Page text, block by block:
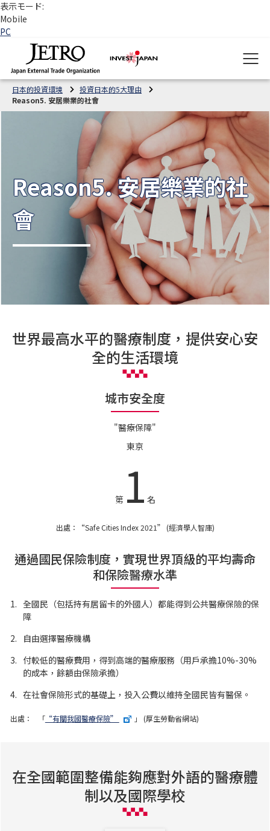
表示モード:
Mobile
PC
日本的投資環境
投資日本的5大理由
Reason5. 安居樂業的社會
Reason5. 安居樂業的社
會
世界最高水平的醫療制度，提供安心安
全的生活環境
城市安全度
"醫療保障"
東京
第1 名
出處：“Safe Cities Index 2021” (經濟學人智庫)
通過國民保險制度，實現世界頂級的平均壽命
和保險醫療水準
1. 全國民（包括持有居留卡的外國人）都能得到公共醫療保險的保
障
2.
自由選擇醫療機構
3. 付較低的醫療費用，得到高端的醫療服務（用戶承擔10%-30%
的成本，餘額由保險承擔）
4. 在社會保險形式的基礎上，投入公費以維持全國民皆有醫保。
出處： 「“有關我國醫療保險” 」 (厚生勞動省網站)
在全國範圍整備能夠應對外語的醫療體
制以及國際學校